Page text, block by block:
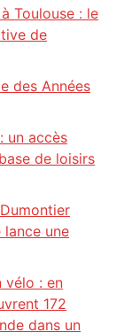
Toulouse : le
de
des Années
un accès
de loisirs
une
vélo : en
172
dans un